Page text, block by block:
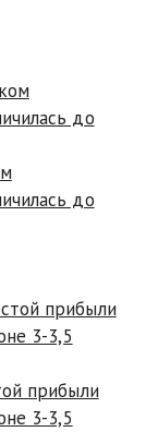
до
прибыли
3-3,5